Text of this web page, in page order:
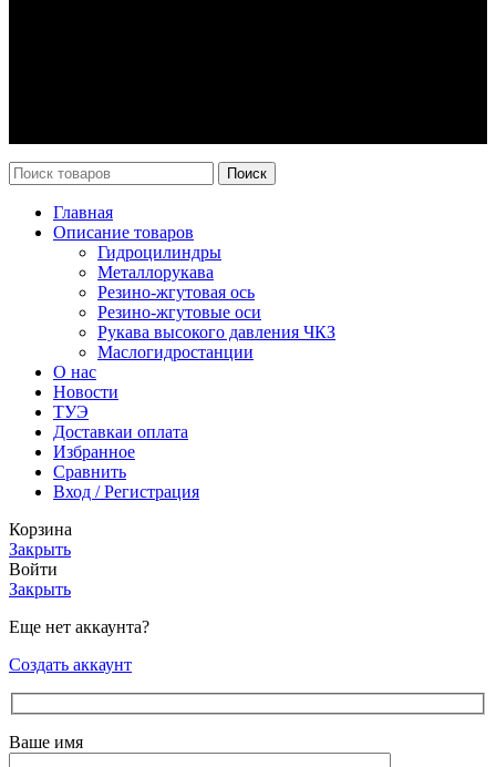
Поиск
Главная
Описание товаров
Гидроцилиндры
Металлорукава
Резино-жгутовая ось
Резино-жгутовые оси
Рукава высокого давления ЧКЗ
Маслогидростанции
О нас
Новости
ТУЭ
Доставкаи оплата
Избранное
Сравнить
Вход / Регистрация
Корзина
Закрыть
Войти
Закрыть
Еще нет аккаунта?
Создать аккаунт
Ваше имя